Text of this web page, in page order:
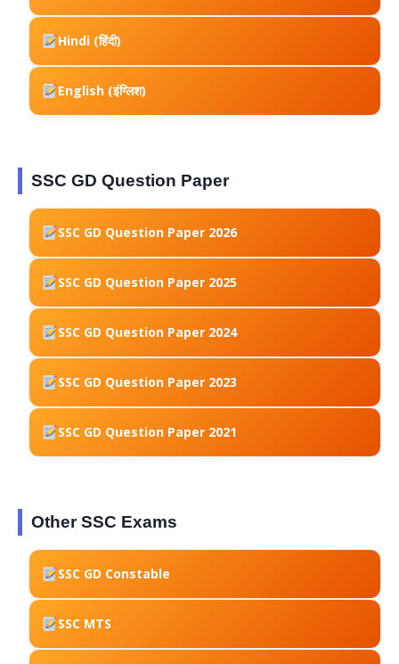
Hindi (हिंदी)
English (इंग्लिश)
SSC GD Question Paper
SSC GD Question Paper 2026
SSC GD Question Paper 2025
SSC GD Question Paper 2024
SSC GD Question Paper 2023
SSC GD Question Paper 2021
Other SSC Exams
SSC GD Constable
SSC MTS